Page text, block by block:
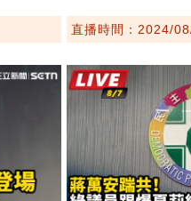
直播時間：2024/